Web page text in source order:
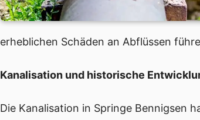
erheblichen Schäden an Abflüssen
Kanalisation und historische
Die Kanalisation in Springe Bennigsen